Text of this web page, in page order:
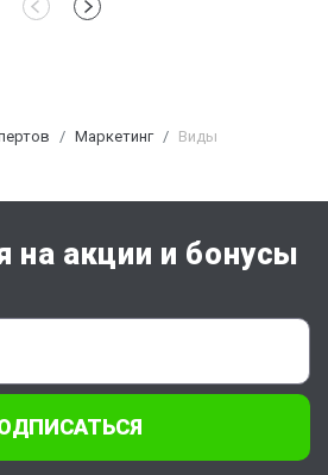
Маркетинг
Виды
на акции и бонусы